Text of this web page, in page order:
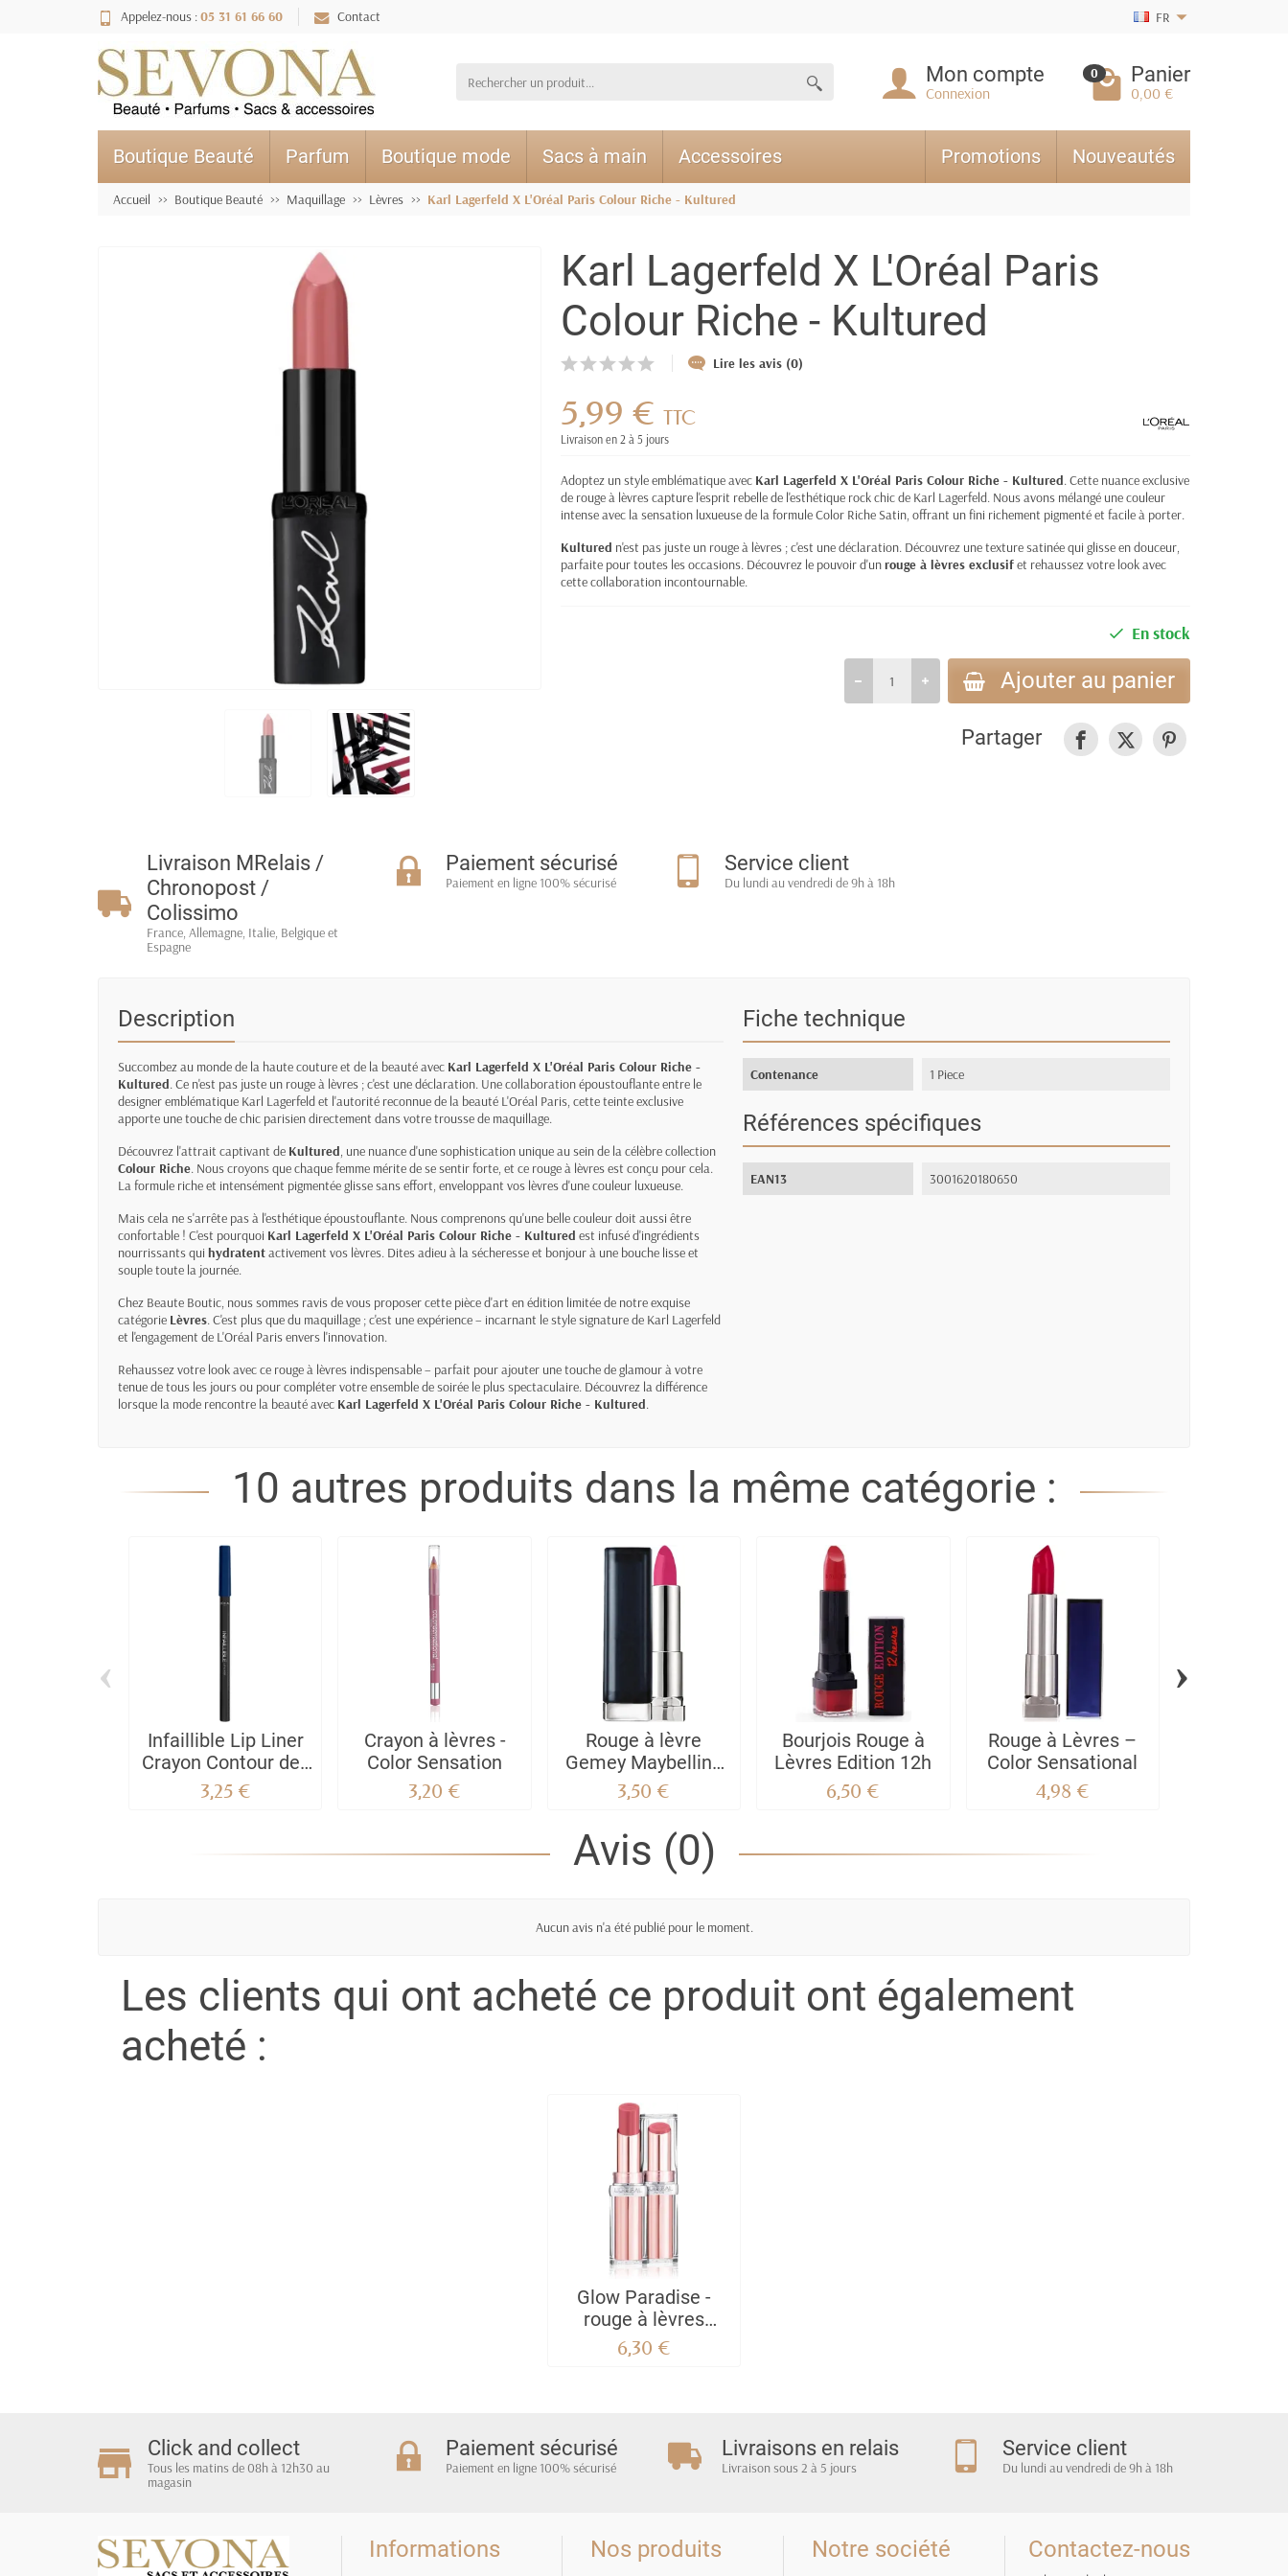
Appelez-nous :05 31 61 66 60 Contact FR
Mon compte
Connexion
0 Panier
0,00 €
Boutique Beauté Parfum Boutique mode Sacs à main Accessoires Promotions Nouveautés
Accueil Boutique Beauté Maquillage Lèvres Karl Lagerfeld X L'Oréal Paris Colour Riche - Kultured
Karl Lagerfeld X L'Oréal Paris
Colour Riche - Kultured
Lire les avis (0)
5,99 €TTC
Livraison en 2 à 5 jours
Adoptez un style emblématique avec Karl Lagerfeld X L'Oréal Paris Colour Riche - Kultured. Cette nuance exclusive
de rouge à lèvres capture l'esprit rebelle de l'esthétique rock chic de Karl Lagerfeld. Nous avons mélangé une couleur
intense avec la sensation luxueuse de la formule Color Riche Satin, offrant un fini richement pigmenté et facile à porter.
Kultured n'est pas juste un rouge à lèvres ; c'est une déclaration. Découvrez une texture satinée qui glisse en douceur,
parfaite pour toutes les occasions. Découvrez le pouvoir d'unrouge à lèvres exclusifet rehaussez votre look avec
cette collaboration incontournable.
En stock
Ajouter au panier
Partager
Livraison MRelais /
Chronopost /
Colissimo
France, Allemagne, Italie, Belgique et
Espagne
Paiement sécurisé
Paiement en ligne 100% sécurisé
Service client
Du lundi au vendredi de 9h à 18h
Description
Succombez au monde de la haute couture et de la beauté avec Karl Lagerfeld X L'Oréal Paris Colour Riche -
Kultured. Ce n'est pas juste un rouge à lèvres ; c'est une déclaration. Une collaboration époustouflante entre le
designer emblématique Karl Lagerfeld et l'autorité reconnue de la beauté L'Oréal Paris, cette teinte exclusive
apporte une touche de chic parisien directement dans votre trousse de maquillage.
Découvrez l'attrait captivant de Kultured, une nuance d'une sophistication unique au sein de la célèbre collection
Colour Riche. Nous croyons que chaque femme mérite de se sentir forte, et ce rouge à lèvres est conçu pour cela.
La formule riche et intensément pigmentée glisse sans effort, enveloppant vos lèvres d'une couleur luxueuse.
Mais cela ne s'arrête pas à l'esthétique époustouflante. Nous comprenons qu'une belle couleur doit aussi être
confortable ! C'est pourquoi Karl Lagerfeld X L'Oréal Paris Colour Riche - Kultured est infusé d'ingrédients
nourrissants qui hydratentactivement vos lèvres. Dites adieu à la sécheresse et bonjour à une bouche lisse et
souple toute la journée.
Chez Beaute Boutic, nous sommes ravis de vous proposer cette pièce d'art en édition limitée de notre exquise
catégorie Lèvres. C'est plus que du maquillage ; c'est une expérience – incarnant le style signature de Karl Lagerfeld
et l'engagement de L'Oréal Paris envers l'innovation.
Rehaussez votre look avec ce rouge à lèvres indispensable – parfait pour ajouter une touche de glamour à votre
tenue de tous les jours ou pour compléter votre ensemble de soirée le plus spectaculaire. Découvrez la différence
lorsque la mode rencontre la beauté avec Karl Lagerfeld X L'Oréal Paris Colour Riche - Kultured.
Fiche technique
Contenance 1 Piece
Références spécifiques
EAN13 3001620180650
10 autres produits dans la même catégorie :
Infaillible Lip Liner
Crayon Contour des
Lèvres
3,25 €
Crayon à lèvres -
Color Sensation
3,20 €
Rouge à lèvre
Gemey Maybelline
Color Sensational
3,50 €
Bourjois Rouge à
Lèvres Edition 12h
6,50 €
Rouge à Lèvres –
Color Sensational
4,98 €
‹ ›
Avis (0)
Aucun avis n'a été publié pour le moment.
Les clients qui ont acheté ce produit ont également
acheté :
Glow Paradise -
rouge à lèvres
traitant avec baume
6,30 €
Click and collect
Tous les matins de 08h à 12h30 au
magasin
Paiement sécurisé
Paiement en ligne 100% sécurisé
Livraisons en relais
Livraison sous 2 à 5 jours
Service client
Du lundi au vendredi de 9h à 18h
Informations Nos produits Notre société Contactez-nous